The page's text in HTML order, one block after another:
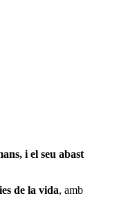
i el seu abast
de la vida, amb